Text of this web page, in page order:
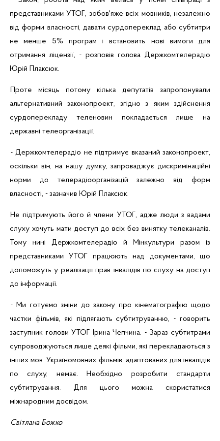
представниками УТОГ, зобов'яже всіх мовників,незалежно
від форми власності,давати сурдопереклад або субтитри
неменше 5% програм і встановить нові вимоги для
отримання ліцензії, - розповів голова Держкомтелерадіо
Юрій
Плаксюк.
Проте місяць потому кілька депутатів
запропонували
альтернативний законопроект, згідно з яким
здійснення
сурдоперекладу
теленовин покладається лише на
державні телеорганізації.
-Держкомтелерадіо непідтримує вказаний законопроект,
оскільки він, на нашу думку, запроваджує дискримінаційні
норми до телерадіоорганізацій залежно від форм
власності, - зазначив Юрій Плаксюк.
Непідтримують його й члени УТОГ, адже люди з вадами
слуху хочуть мати доступ до всіх без винятку телеканалів.
Тому нині Держкомтелерадіо й Мінкультури разом із
представниками УТОГ працюють над документами,що
допоможуть у реалізаціїправ інвалідів по слуху на доступ
до інформації.
- Ми готуємо зміни до закону про кінематографію щодо
частки фільмів, які підлягають субтитруванню, - говорить
заступник голови УТОГ Ірина Чепчина. - Зараз субтитрами
супроводжуються лише деякі фільми, які перекладаються з
інших мов. Україномовних фільмів, адаптованихдляінвалідів
по слуху, немає. Необхідно розробити
стандарти
субтитрування. Для цього можна
скористатися
міжнародним досвідом.
Світлана Божко